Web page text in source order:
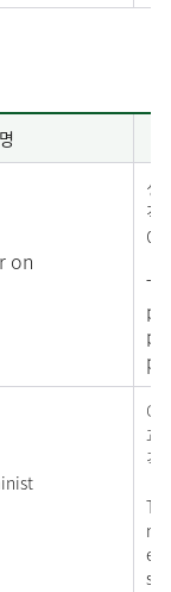
on
생
적
에
여
과
격